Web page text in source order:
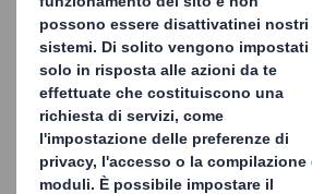
CONTATTACI